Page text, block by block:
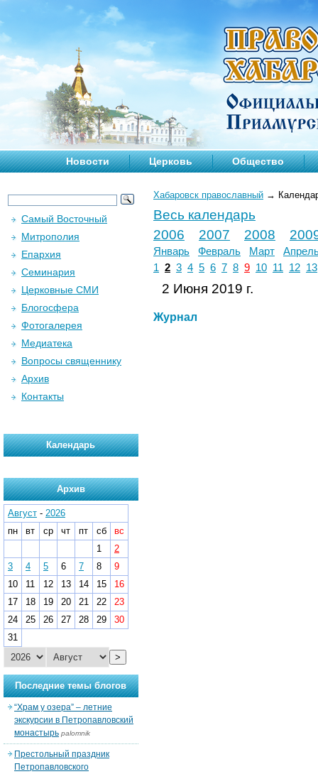
Новости Церковь Общество
Хабаровск православный →
Весь календарь
2006
2007 2008
Январь Февраль Март
1 2 3 4 5 6 7 8 9 10 11 12 13
2 Июня 2019 г.
Журнал
Самый Восточный
Митрополия
Епархия
Семинария
Церковные СМИ
Блогосфера
Фотогалерея
Медиатека
Вопросы священнику
Архив
Контакты
Календарь
Архив
Август - 2026
пн
вт ср чт пт сб
вс
1
2
3
4 5 6 7 8
9
10
11 12 13 14 15
16
17
18 19 20 21 22
23
24
25 26 27 28 29
30
31
>
Последние темы блогов
“Храм у озера” – летние
экскурсии в Петропавловский
монастырь palomnik
Престольный праздник
Петропавловского